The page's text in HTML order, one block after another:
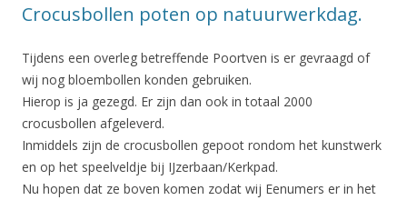
Crocusbollen poten op natuurwerkdag.
Tijdens een overleg betreffende Poortven is er gevraagd of
wij nog bloembollen konden gebruiken.
Hierop is ja gezegd. Er zijn dan ook in totaal 2000
crocusbollen afgeleverd.
Inmiddels zijn de crocusbollen gepoot rondom het kunstwerk
en op het speelveldje bij IJzerbaan/Kerkpad.
Nu hopen dat ze boven komen zodat wij Eenumers er in het